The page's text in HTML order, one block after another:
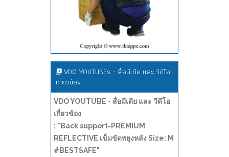
VDO YOUTUBEs - สื่อมีเดีย และ วีดีโอ
เกี่ยวข้อง
VDO YOUTUBE - สื่อมีเดีย และ วีดีโอ
เกี่ยวข้อง
: "Back support-PREMIUM
REFLECTIVE เข็มขัดพยุงหลัง Size: M
#BESTSAFE"